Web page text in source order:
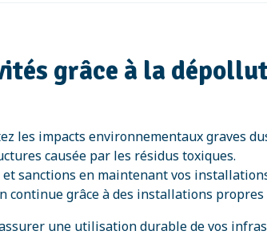
grâce à la
les impacts environnementaux graves
causée par les résidus toxiques.
et sanctions en maintenant vos
continue grâce à des installations
une utilisation durable de vos